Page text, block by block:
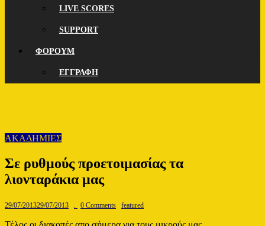
LIVE SCORES
SUPPORT
ΦΟΡΟΥΜ
ΕΓΓΡΑΦΗ
ΑΚΑΔΗΜΙΕΣ
Σε ρυθμούς προετοιμασίας τα
λιονταράκια μας
29/07/201329/07/2013 . 0 Comments featured